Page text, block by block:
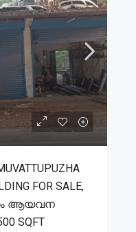
FOR SALE,
ആയവന
SQFT